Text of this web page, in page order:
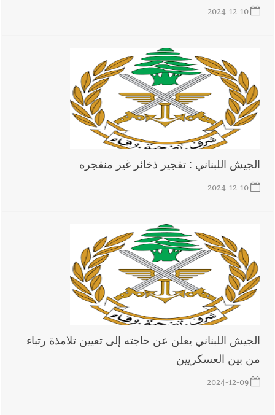
2024-12-10
الجيش اللبناني : تفجير ذخائر غير منفجره
2024-12-10
الجيش اللبناني يعلن عن حاجته إلى تعيين تلامذة رتباء
من بين العسكريين
2024-12-09